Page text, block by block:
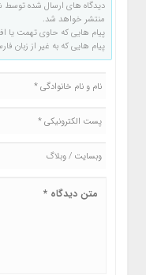
دیدگاه های ارسال شده توسط
منتشر خواهد شد.
پیام هایی که حاوی تهمت یا
پیام هایی که به غیر از زبان